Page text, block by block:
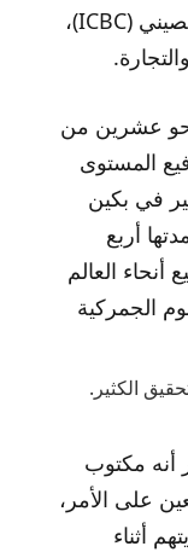
لينوفو والبنك الصناعي والتجاري الصيني (ICBC)،
عشرين من
المستوى
في بكين
أربع
العالم
الجمركية
الكثير.
أنه مكتوب
على الأمر،
أثناء